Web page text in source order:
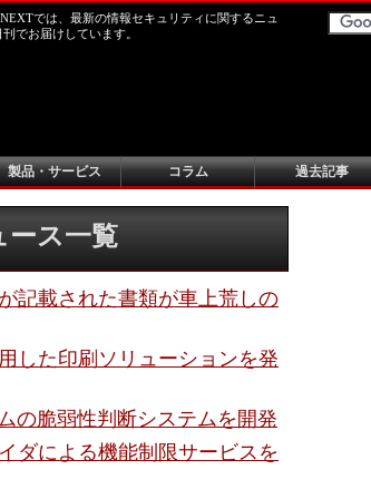
では、最新の情報セキュリティに関するニュ
でお届けしています。
製品・サービス コラム 過去記事
ース一覧
記載された書類が車上荒しの
した印刷ソリューションを発
の脆弱性判断システムを開発
ダによる機能制限サービスを